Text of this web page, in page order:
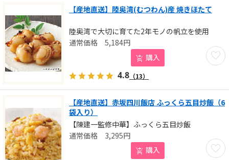
【産地直送】陸奥湾(むつわん)産 焼きほたて
陸奥湾で大切に育てた2年モノの帆立を使用
お気
5,184円
購入
4.8 （13）
【産地直送】赤坂四川飯店 ふっくら五目炒飯（6
袋入り）
【陳建一監修中華】ふっくら五目炒飯
お気
3,295円
購入